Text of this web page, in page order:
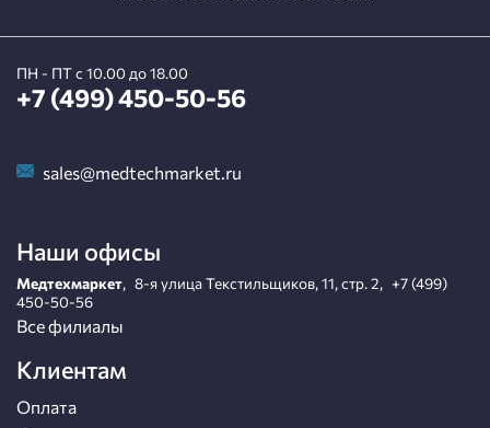
ПН - ПТ с 10.00 до 18.00
+7 (499) 450-50-56
sales@medtechmarket.ru
Наши офисы
Медтехмаркет, 8-я улица Текстильщиков, 11, стр. 2, +7 (499)
450-50-56
Все филиалы
Клиентам
Оплата